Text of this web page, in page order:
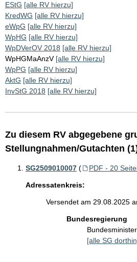
EStG [alle RV hierzu]
KredWG [alle RV hierzu]
eWpG [alle RV hierzu]
WpHG [alle RV hierzu]
WpDVerOV 2018 [alle RV hierzu]
WpHGMaAnzV [alle RV hierzu]
WpPG [alle RV hierzu]
AktG [alle RV hierzu]
InvStG 2018 [alle RV hierzu]
Zu diesem RV abgegebene
Stellungnahmen/Gutachten
SG2509010007 ( PDF - 20
Adressatenkreis:
Versendet am 29.08.2025
Bundesregierung
[alle SG